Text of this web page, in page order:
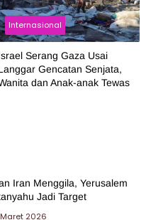
Internasional
Serang Gaza Usai
Gencatan Senjata,
dan Anak-anak Tewas
Iran Menggila, Yerusalem
Jadi Target
2026